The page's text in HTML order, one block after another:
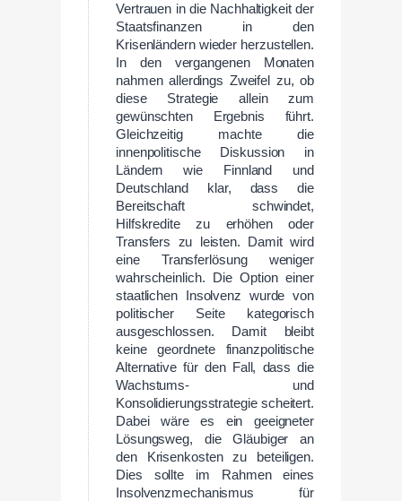
Vertrauen in die Nachhaltigkeit der
Staatsfinanzen in den
Krisenländern wieder herzustellen.
In den vergangenen Monaten
nahmen allerdings Zweifel zu, ob
diese Strategie allein zum
gewünschten Ergebnis führt.
Gleichzeitig machte die
innenpolitische Diskussion in
Ländern wie Finnland und
Deutschland klar, dass die
Bereitschaft schwindet,
Hilfskredite zu erhöhen oder
Transfers zu leisten. Damit wird
eine Transferlösung weniger
wahrscheinlich. Die Option einer
staatlichen Insolvenz wurde von
politischer Seite kategorisch
ausgeschlossen. Damit bleibt
keine geordnete finanzpolitische
Alternative für den Fall, dass die
Wachstums- und
Konsolidierungsstrategie scheitert.
Dabei wäre es ein geeigneter
Lösungsweg, die Gläubiger an
den Krisenkosten zu beteiligen.
Dies sollte im Rahmen eines
Insolvenzmechanismus für